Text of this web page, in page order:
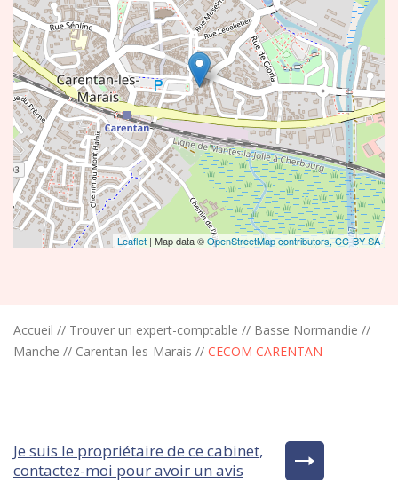
Leaflet | Map data ©OpenStreetMap contributors,CC-BY-SA
Accueil // Trouver un expert-comptable // Basse Normandie //
Manche // Carentan-les-Marais // CECOM CARENTAN
Je suis le propriétaire de ce cabinet,
contactez-moi pour avoir un avis